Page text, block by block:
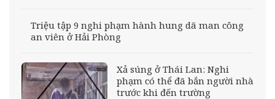
Triệu tập 9 nghi phạm hành hung dã man công
an viên ở Hải Phòng
Xả súng ở Thái Lan: Nghi
phạm có thể đã bắn người nhà
trước khi đến trường